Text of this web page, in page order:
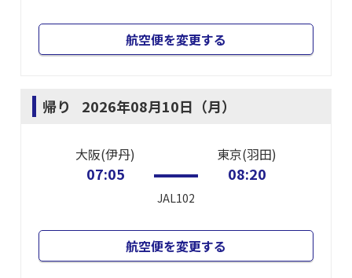
航空便を変更する
帰り 2026年08月10日（月）
大阪(伊丹)
07:05
JAL102
東京(羽田)
08:20
航空便を変更する